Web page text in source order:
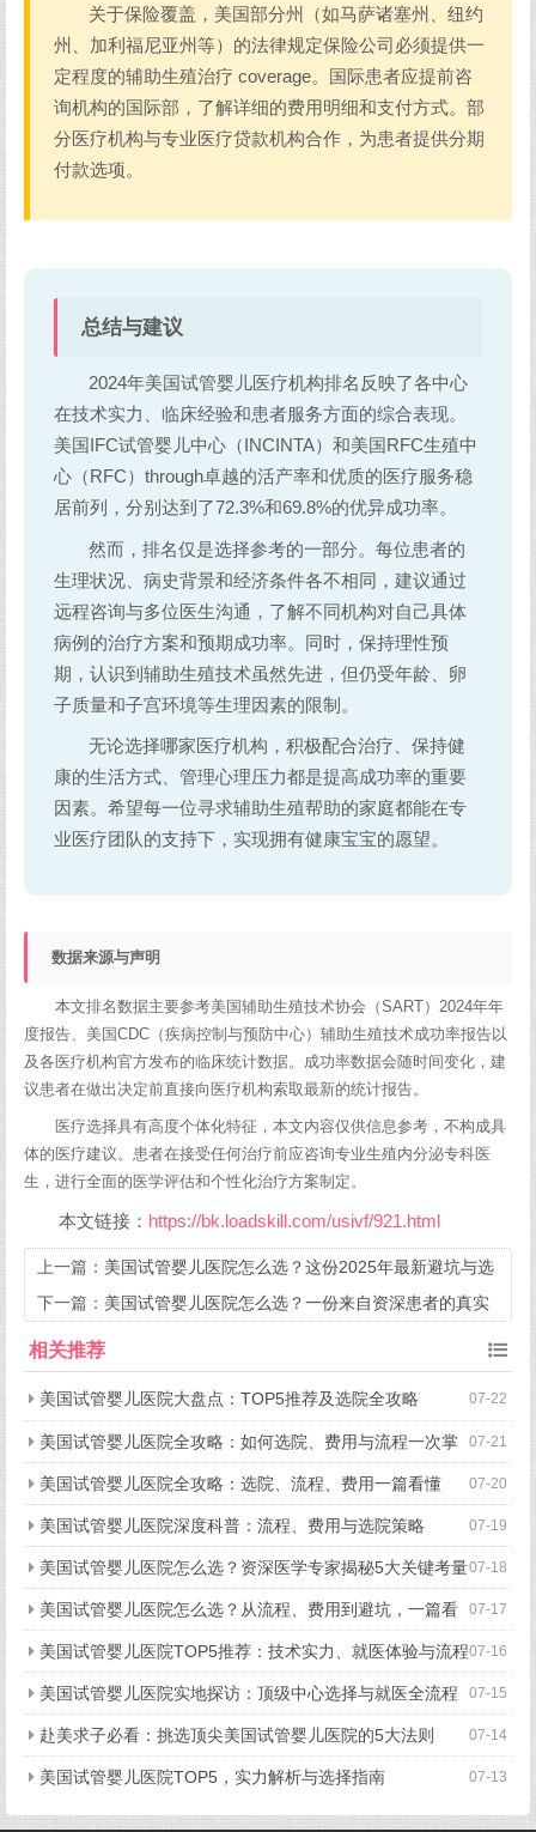
关于保险覆盖，美国部分州（如马萨诸塞州、纽约
州、加利福尼亚州等）的法律规定保险公司必须提供一
定程度的辅助生殖治疗 coverage。国际患者应提前咨
询机构的国际部，了解详细的费用明细和支付方式。部
分医疗机构与专业医疗贷款机构合作，为患者提供分期
付款选项。
总结与建议
2024年美国试管婴儿医疗机构排名反映了各中心
在技术实力、临床经验和患者服务方面的综合表现。
美国IFC试管婴儿中心（INCINTA）和美国RFC生殖中
心（RFC）through卓越的活产率和优质的医疗服务稳
居前列，分别达到了72.3%和69.8%的优异成功率。
然而，排名仅是选择参考的一部分。每位患者的
生理状况、病史背景和经济条件各不相同，建议通过
远程咨询与多位医生沟通，了解不同机构对自己具体
病例的治疗方案和预期成功率。同时，保持理性预
期，认识到辅助生殖技术虽然先进，但仍受年龄、卵
子质量和子宫环境等生理因素的限制。
无论选择哪家医疗机构，积极配合治疗、保持健
康的生活方式、管理心理压力都是提高成功率的重要
因素。希望每一位寻求辅助生殖帮助的家庭都能在专
业医疗团队的支持下，实现拥有健康宝宝的愿望。
数据来源与声明
本文排名数据主要参考美国辅助生殖技术协会（SART）2024年年
度报告、美国CDC（疾病控制与预防中心）辅助生殖技术成功率报告以
及各医疗机构官方发布的临床统计数据。成功率数据会随时间变化，建
议患者在做出决定前直接向医疗机构索取最新的统计报告。
医疗选择具有高度个体化特征，本文内容仅供信息参考，不构成具
体的医疗建议。患者在接受任何治疗前应咨询专业生殖内分泌专科医
生，进行全面的医学评估和个性化治疗方案制定。
本文链接： https://bk.loadskill.com/usivf/921.html
上一篇： 美国试管婴儿医院怎么选？这份2025年最新避坑与选
择指南请收好
下一篇： 美国试管婴儿医院怎么选？一份来自资深患者的真实
对比与避坑指南
相关推荐
07-22
美国试管婴儿医院大盘点：TOP5推荐及选院全攻略
07-21
美国试管婴儿医院全攻略：如何选院、费用与流程一次掌
握 07-20
美国试管婴儿医院全攻略：选院、流程、费用一篇看懂
07-19
美国试管婴儿医院深度科普：流程、费用与选院策略
07-18
美国试管婴儿医院怎么选？资深医学专家揭秘5大关键考量
07-17
美国试管婴儿医院怎么选？从流程、费用到避坑，一篇看
懂所有关键点 07-16
美国试管婴儿医院TOP5推荐：技术实力、就医体验与流程
细节全揭秘 07-15
美国试管婴儿医院实地探访：顶级中心选择与就医全流程
揭秘 07-14
赴美求子必看：挑选顶尖美国试管婴儿医院的5大法则
07-13
美国试管婴儿医院TOP5，实力解析与选择指南